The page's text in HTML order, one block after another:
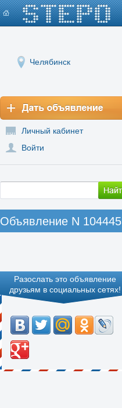
Челябинск
Личный кабинет
Войти
Объявление N
Разослать это объявление
друзьям в социальных сетях!